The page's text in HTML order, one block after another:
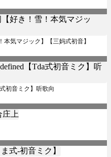
本気マジック】【三妈式初音】
初音ミク】听歌向